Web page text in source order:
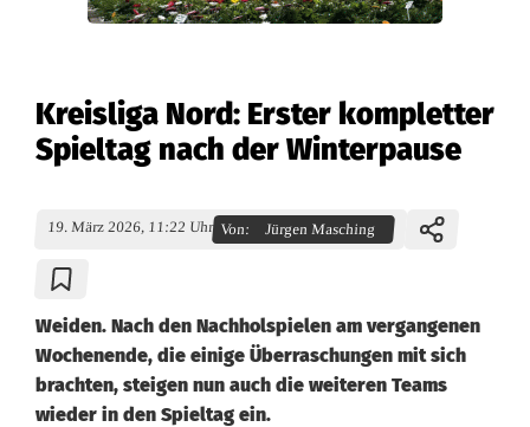
Kreisliga Nord: Erster kompletter
Spieltag nach der Winterpause
19. März 2026, 11:22 Uhr Von: Jürgen Masching
Weiden. Nach den Nachholspielen am vergangenen
Wochenende, die einige Überraschungen mit sich
brachten, steigen nun auch die weiteren Teams
wieder in den Spieltag ein.